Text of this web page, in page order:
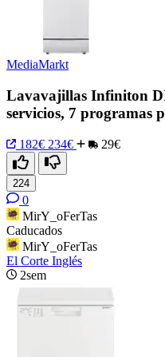
MediaMarkt
Lavavajillas Infiniton
servicios, 7 programas
182€ 234€ 29€
224
0
MirY_oFerTas
Caducados
MirY_oFerTas
El Corte Inglés
2sem